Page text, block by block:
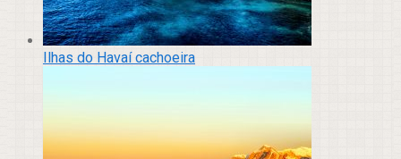
Ilhas do Havaí cachoeira